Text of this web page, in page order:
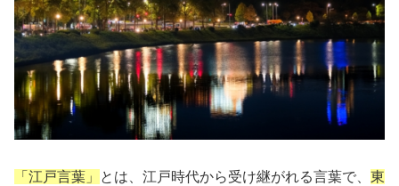
「江戸言葉」 とは、江戸時代から受け継がれる言葉で、 東